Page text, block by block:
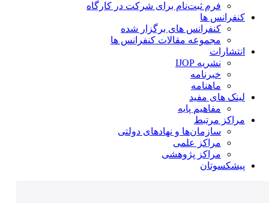
فرم ثبت‌نام برای شرکت در کارگاه
کنفرانس ها
کنفرانس های برگزار شده
مجموعه مقالات کنفرانس ها
انتشارات
نشریه IJOP
خبرنامه
ماهنامه
لینک های مفید
مفاهیم پایه
مراکز مرتبط
سازمان‌ها و نهادهای دولتی
مراکز علمی
مراکز پژوهشی
پیشکسوتان